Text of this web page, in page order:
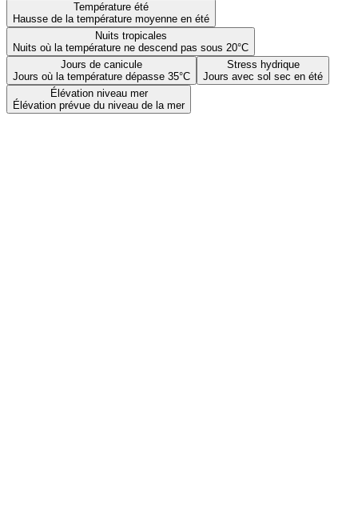
Température été
Hausse de la température moyenne en été
Nuits tropicales
Nuits où la température ne descend pas sous 20°C
Jours de canicule
Jours où la température dépasse 35°C
Stress hydrique
Jours avec sol sec en été
Élévation niveau mer
Élévation prévue du niveau de la mer